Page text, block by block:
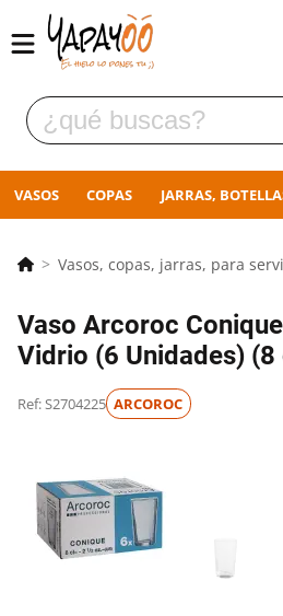
VASOS COPAS JARRAS,
Vasos, copas, jarras, para
Vaso Arcoroc
Vidrio (6 Unidades) (8
Ref: S2704225 ARCOROC